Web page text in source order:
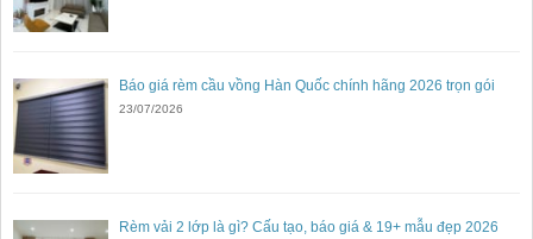
Báo giá rèm cầu vồng Hàn Quốc chính hãng 2026 trọn gói
23/07/2026
Rèm vải 2 lớp là gì? Cấu tạo, báo giá & 19+ mẫu đẹp 2026